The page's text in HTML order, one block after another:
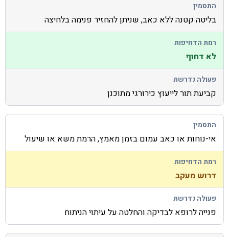
בליטה קטנה ללא כאב, שניתן להחזיר פנימה בלחיצה
לא דחוף
קביעת תור לייעוץ כירורגי מתוכנן
אי-נוחות או כאב עמום בזמן מאמץ, הרמת משא או שיעול
דרוש מעקב
פנייה לרופא לבדיקה והחלטה על עיתוי הניתוח